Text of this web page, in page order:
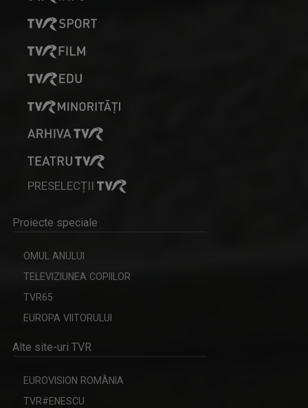
PRESELECȚII
Proiecte speciale
OMUL ANULUI
TELEVIZIUNEA COPIILOR
TVR65
EUROPA VIITORULUI
Alte site-uri TVR
EUROVISION ROMÂNIA
TVR#ENESCU